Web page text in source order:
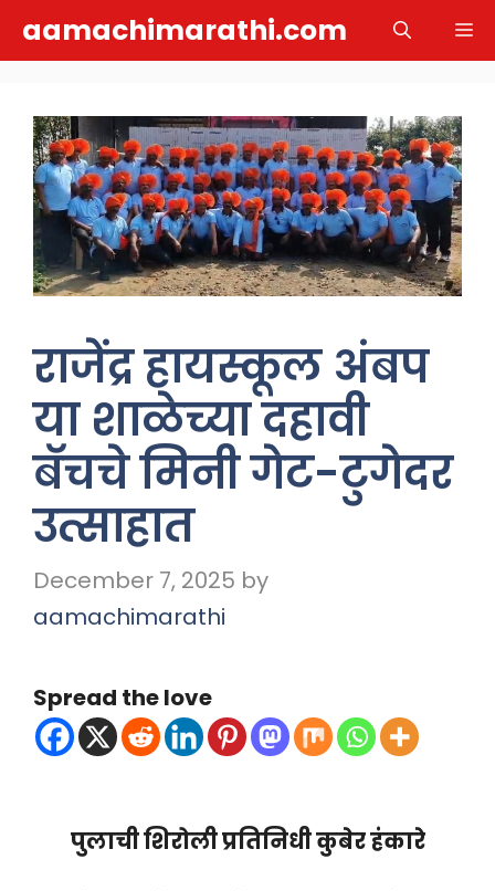
aamachimarathi.com
राजेंद्र हायस्कूल अंबप
या शाळेच्या दहावी
बॅचचे मिनी गेट-टुगेदर
उत्साहात
December 7, 2025 by
aamachimarathi
Spread the love
पुलाची शिरोली प्रतिनिधी कुबेर हंकारे